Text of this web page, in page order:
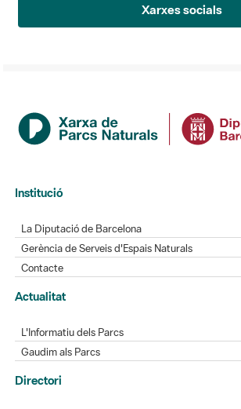
Xarxes socials
Institució
La Diputació de Barcelona
Gerència de Serveis d'Espais Naturals
Contacte
Actualitat
L'Informatiu dels Parcs
Gaudim als Parcs
Directori